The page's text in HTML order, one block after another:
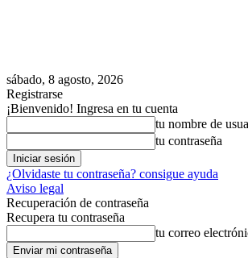
sábado, 8 agosto, 2026
Registrarse
¡Bienvenido! Ingresa en tu cuenta
tu nombre de
tu contraseña
¿Olvidaste tu contraseña? consigue ayuda
Aviso legal
Recuperación de contraseña
Recupera tu contraseña
tu correo